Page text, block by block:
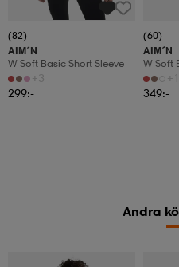
(82)
AIM´N
W Soft Basic Short Sleeve
+3
299:-
(60)
AIM´N
W Soft
+1
349:-
Andra